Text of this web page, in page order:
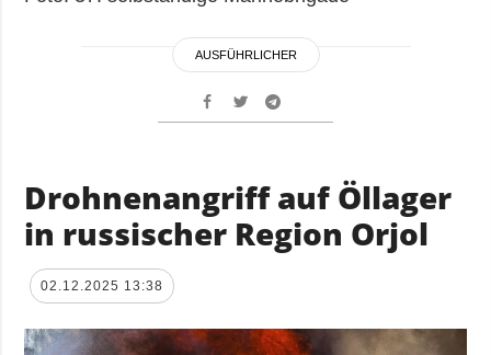
AUSFÜHRLICHER
Drohnenangriff auf Öllager
in russischer Region Orjol
02.12.2025 13:38